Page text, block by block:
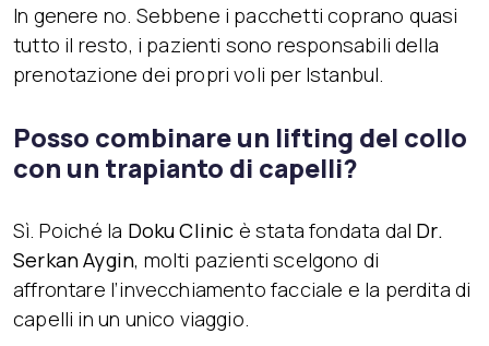
In genere no. Sebbene i pacchetti coprano quasi
tutto il resto, i pazienti sono responsabili della
prenotazione dei propri voli per Istanbul.
Posso combinare un lifting del collo
con un trapianto di capelli?
Sì. Poiché la Doku Clinic è stata fondata dal Dr.
Serkan Aygin, molti pazienti scelgono di
affrontare l’invecchiamento facciale e la perdita di
capelli in un unico viaggio.